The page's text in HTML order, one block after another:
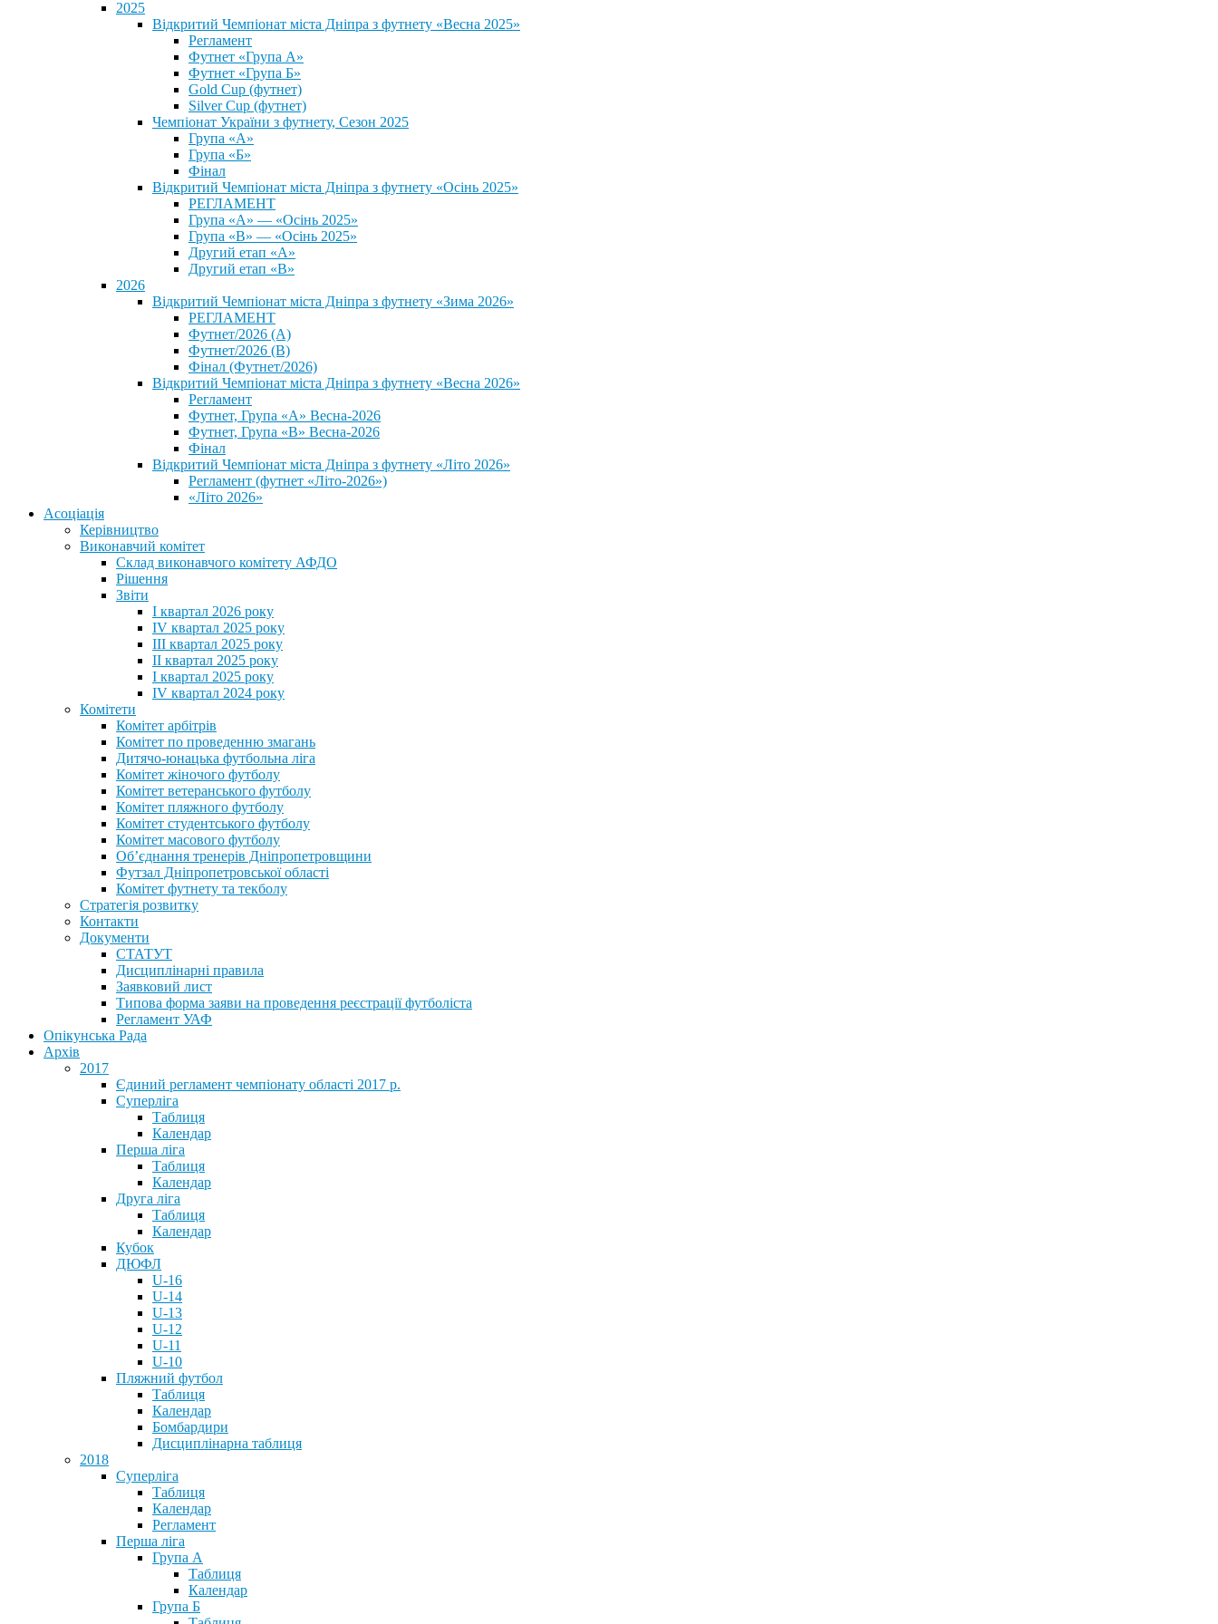
2025
Відкритий Чемпіонат міста Дніпра з футнету «Весна 2025»
Регламент
Футнет «Група А»
Футнет «Група Б»
Gold Cup (футнет)
Silver Cup (футнет)
Чемпіонат України з футнету, Сезон 2025
Група «А»
Група «Б»
Фінал
Відкритий Чемпіонат міста Дніпра з футнету «Осінь 2025»
РЕГЛАМЕНТ
Група «А» — «Осінь 2025»
Група «В» — «Осінь 2025»
Другий етап «А»
Другий етап «В»
2026
Відкритий Чемпіонат міста Дніпра з футнету «Зима 2026»
РЕГЛАМЕНТ
Футнет/2026 (А)
Футнет/2026 (В)
Фінал (Футнет/2026)
Відкритий Чемпіонат міста Дніпра з футнету «Весна 2026»
Регламент
Футнет, Група «А» Весна-2026
Футнет, Група «В» Весна-2026
Фінал
Відкритий Чемпіонат міста Дніпра з футнету «Літо 2026»
Регламент (футнет «Літо-2026»)
«Літо 2026»
Асоціація
Керівництво
Виконавчий комітет
Склад виконавчого комітету АФДО
Рішення
Звіти
I квартал 2026 року
IV квартал 2025 року
III квартал 2025 року
II квартал 2025 року
I квартал 2025 року
IV квартал 2024 року
Комітети
Комітет арбітрів
Комітет по проведенню змагань
Дитячо-юнацька футбольна ліга
Комітет жіночого футболу
Комітет ветеранського футболу
Комітет пляжного футболу
Комітет студентського футболу
Комітет масового футболу
Обʼєднання тренерів Дніпропетровщини
Футзал Дніпропетровської області
Комітет футнету та текболу
Стратегія розвитку
Контакти
Документи
СТАТУТ
Дисциплінарні правила
Заявковий лист
Типова форма заяви на проведення реєстрації футболіста
Регламент УАФ
Опікунська Рада
Архів
2017
Єдиний регламент чемпіонату області 2017 р.
Суперліга
Таблиця
Календар
Перша ліга
Таблиця
Календар
Друга ліга
Таблиця
Календар
Кубок
ДЮФЛ
U-16
U-14
U-13
U-12
U-11
U-10
Пляжний футбол
Таблиця
Календар
Бомбардири
Дисциплінарна таблиця
2018
Суперліга
Таблиця
Календар
Регламент
Перша ліга
Група А
Таблиця
Календар
Група Б